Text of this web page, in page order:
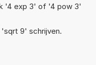
'4 exp 3' of '4 pow 3'
'sqrt 9' schrijven.